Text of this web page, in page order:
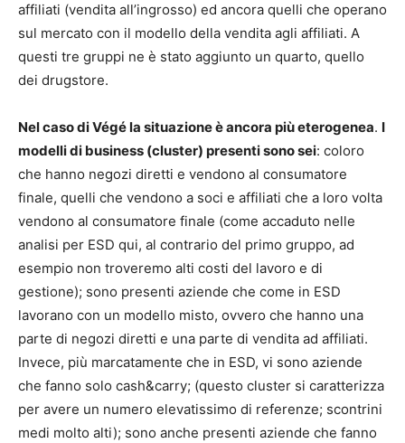
affiliati (vendita all’ingrosso) ed ancora quelli che operano
sul mercato con il modello della vendita agli affiliati. A
questi tre gruppi ne è stato aggiunto un quarto, quello
dei drugstore.
Nel caso di Végé la situazione è ancora più eterogenea. I
modelli di business (cluster) presenti sono sei: coloro
che hanno negozi diretti e vendono al consumatore
finale, quelli che vendono a soci e affiliati che a loro volta
vendono al consumatore finale (come accaduto nelle
analisi per ESD qui, al contrario del primo gruppo, ad
esempio non troveremo alti costi del lavoro e di
gestione); sono presenti aziende che come in ESD
lavorano con un modello misto, ovvero che hanno una
parte di negozi diretti e una parte di vendita ad affiliati.
Invece, più marcatamente che in ESD, vi sono aziende
che fanno solo cash&carry; (questo cluster si caratterizza
per avere un numero elevatissimo di referenze; scontrini
medi molto alti); sono anche presenti aziende che fanno